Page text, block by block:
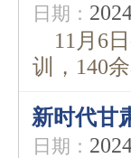
日期：
11月6日
训，140
新时代甘
日期：